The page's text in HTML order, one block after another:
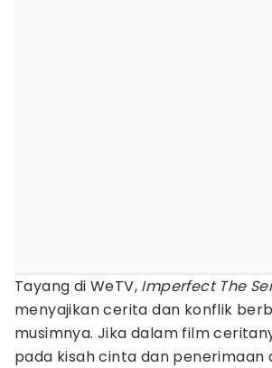
Tayang di WeTV, Imperfect The
menyajikan cerita dan konflik
musimnya. Jika dalam film
pada kisah cinta dan penerimaan